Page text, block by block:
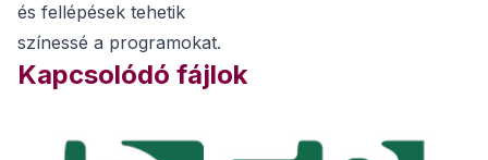
és fellépések tehetik
színessé a programokat.
Kapcsolódó fájlok